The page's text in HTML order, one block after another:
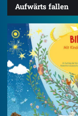
Aufwärts fallen